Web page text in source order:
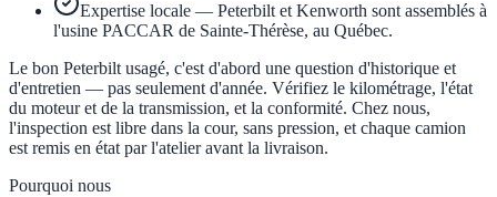
Expertise locale — Peterbilt et Kenworth sont assemblés à
l'usine PACCAR de Sainte-Thérèse, au Québec.
Le bon Peterbiltusagé, c'est d'abord une question d'historique et
d'entretien — pas seulement d'année. Vérifiez le kilométrage, l'état
du moteur et de la transmission, et la conformité. Chez nous,
l'inspection est libre dans la cour, sans pression, et chaque camion
est remis en état par l'atelier avant la livraison.
Pourquoi nous